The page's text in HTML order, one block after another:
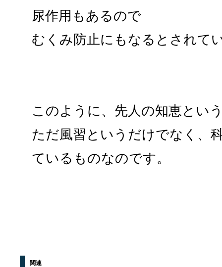
尿作用もあるので
むくみ防止にもなるとされて
このように、先人の知恵とい
ただ風習というだけでなく、
ているものなのです。
関連